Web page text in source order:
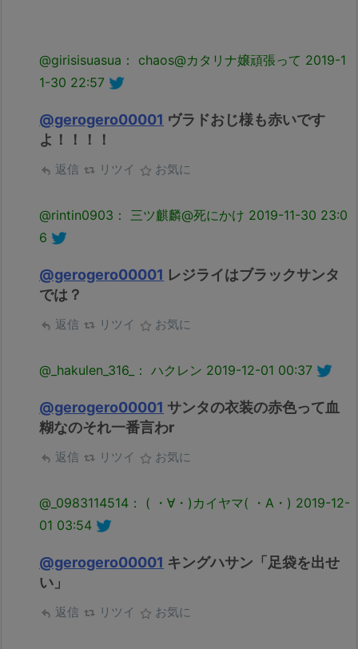
@girisisuasua： chaos@カタリナ嬢頑張って 2019-1
1-30 22:57
@gerogero00001 ヴラドおじ様も赤いです
よ！！！！
返信 リツイ お気に
@rintin0903： 三ツ麒麟@死にかけ 2019-11-30 23:0
6
@gerogero00001 レジライはブラックサンタ
では？
返信 リツイ お気に
@_hakulen_316_： ハクレン 2019-12-01 00:37
@gerogero00001 サンタの衣装の赤色って血
糊なのそれ一番言わr
返信 リツイ お気に
@_0983114514： ( ・∀・)カイヤマ( ・A・) 2019-12-
01 03:54
@gerogero00001 キングハサン「足袋を出せ
い」
返信 リツイ お気に